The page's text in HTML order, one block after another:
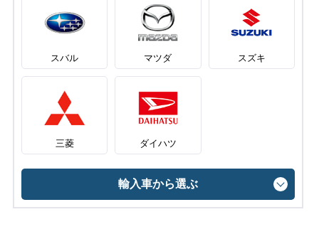
スバル マツダ スズキ
三菱 ダイハツ
輸入車から選ぶ